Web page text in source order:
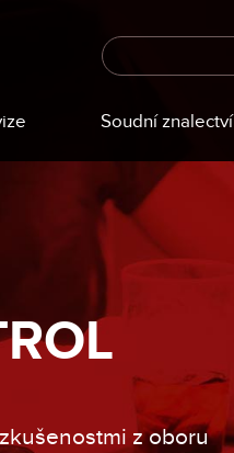
Soudní znalectví
z oboru